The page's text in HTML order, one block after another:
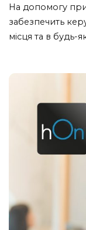
На допомогу
забезпечить
місця та в будь-